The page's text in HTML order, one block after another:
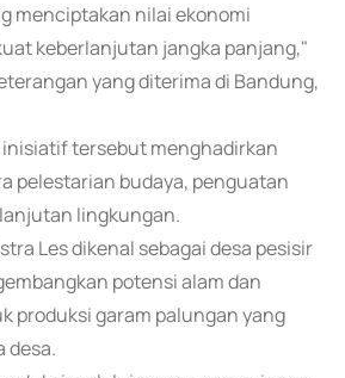
menciptakan nilai ekonomi
keberlanjutan jangka panjang,"
yang diterima di Bandung,
tersebut menghadirkan
pelestarian budaya, penguatan
lingkungan.
Les dikenal sebagai desa pesisir
potensi alam dan
produksi garam palungan yang
desa.